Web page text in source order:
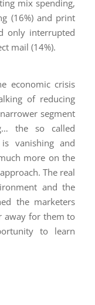
mix spending,
(16%) and print
only interrupted
mail (14%).
economic crisis
of reducing
segment
the so called
is vanishing and
more on the
The real
and the
the marketers
away for them to
to learn